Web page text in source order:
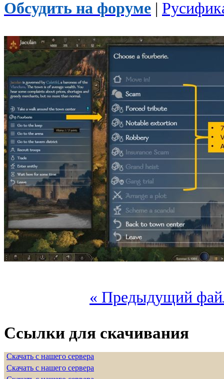
Обсудить на форуме |
« Предыдущий
Ссылки для скачивания
Скачать с нашего сервера
Скачать с нашего сервера